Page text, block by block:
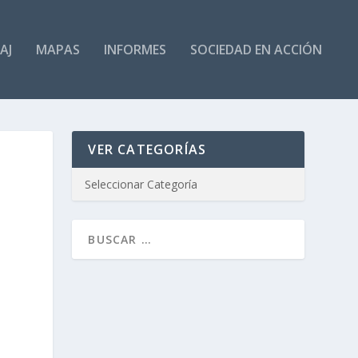
MAPAS INFORMES SOCIEDAD EN ACCIÓN
VER CATEGORÍAS